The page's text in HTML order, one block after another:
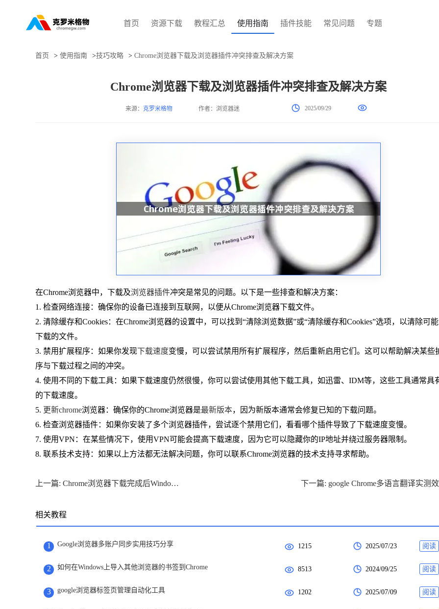
首页 资源下载 教程汇总 使用指南 插件技能 常见问题 专题
首页 > 使用指南 >技巧攻略 > Chrome浏览器下载及浏览器插件冲突排查及解决方案
Chrome浏览器下载及浏览器插件冲突排查及解决方案
来源： 克罗米格物 作者：浏览器迷 2025/09/29
在Chrome浏览器中，下载及浏览器插件冲突是常见的问题。以下是一些排查和解决方案：
1. 检查网络连接：确保你的设备已连接到互联网，以便从Chrome浏览器下载文件。
2. 清除缓存和Cookies：在Chrome浏览器的设置中，可以找到“清除浏览数据”或“清除缓存和Cookies”选项，以清除可
下载的文件。
3. 禁用扩展程序：如果你发现下载速度变慢，可以尝试禁用所有扩展程序，然后重新启用它们。这可以帮助解决某些
序与下载过程之间的冲突。
4. 使用不同的下载工具：如果下载速度仍然很慢，你可以尝试使用其他下载工具，如迅雷、IDM等，这些工具通常具
的下载速度。
5. 更新chrome浏览器：确保你的Chrome浏览器是最新版本，因为新版本通常会修复已知的下载问题。
6. 检查浏览器插件：如果你安装了多个浏览器插件，尝试逐个禁用它们，看看哪个插件导致了下载速度变慢。
7. 使用VPN：在某些情况下，使用VPN可能会提高下载速度，因为它可以隐藏你的IP地址并绕过服务器限制。
8. 联系技术支持：如果以上方法都无法解决问题，你可以联系Chrome浏览器的技术支持寻求帮助。
上一篇: Chrome浏览器下载完成后Windows端缓存清理优化操作 下一篇: google Chrome多语言翻译实测
相关教程
1 Google浏览器多账户同步实用技巧分享 1215 2025/07/23 阅读
2 如何在Windows上导入其他浏览器的书签到Chrome 8513 2024/09/25 阅读
3 google浏览器标签页管理自动化工具 1202 2025/07/09 阅读